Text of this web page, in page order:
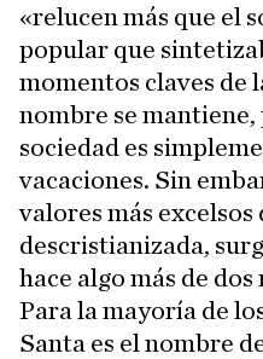
«relucen más que el
popular que
momentos claves de
nombre se mantiene,
sociedad es
vacaciones. Sin
valores más excelsos
descristianizada,
hace algo más de
Para la mayoría de
Santa es el nombre